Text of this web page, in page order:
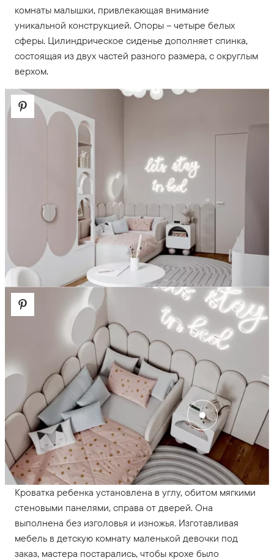
комнаты малышки, привлекающая внимание
уникальной конструкцией. Опоры – четыре белых
сферы. Цилиндрическое сиденье дополняет спинка,
состоящая из двух частей разного размера, с округлым
верхом.
Кроватка ребенка установлена в углу, обитом мягкими
стеновыми панелями, справа от дверей. Она
выполнена без изголовья и изножья. Изготавливая
мебель в детскую комнату маленькой девочки под
заказ, мастера постарались, чтобы крохе было